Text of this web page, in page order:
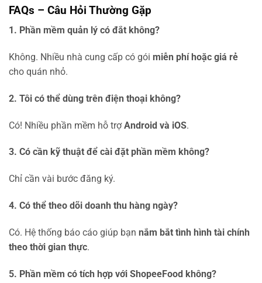
FAQs – Câu Hỏi Thường Gặp
1. Phần mềm quản lý có đắt không?
Không. Nhiều nhà cung cấp có gói miễn phí hoặc giá rẻ
cho quán nhỏ.
2. Tôi có thể dùng trên điện thoại không?
Có! Nhiều phần mềm hỗ trợAndroid và iOS.
3. Có cần kỹ thuật để cài đặt phần mềm không?
Chỉ cần vài bước đăng ký.
4. Có thể theo dõi doanh thu hàng ngày?
Có. Hệ thống báo cáo giúp bạn nắm bắt tình hình tài chính
theo thời gian thực.
5. Phần mềm có tích hợp với ShopeeFood không?